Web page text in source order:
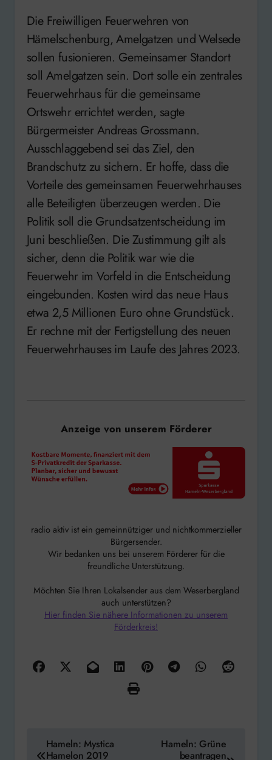
Die Freiwilligen Feuerwehren von
Hämelschenburg, Amelgatzen und Welsede
sollen fusionieren. Gemeinsamer Standort
soll Amelgatzen sein. Dort solle ein zentrales
Feuerwehrhaus für die gemeinsame
Ortswehr errichtet werden, sagte
Bürgermeister Andreas Grossmann.
Ausschlaggebend sei das Ziel, den
Brandschutz zu sichern. Er hoffe, dass die
Vorteile des gemeinsamen Feuerwehrhauses
alle Beteiligten überzeugen werden. Die
Politik soll die Grundsatzentscheidung im
Juni beschließen. Die Zustimmung gilt als
sicher, denn die Politik war wie die
Feuerwehr im Vorfeld in die Entscheidung
eingebunden. Kosten wird das neue Haus
etwa 2,5 Millionen Euro ohne Grundstück.
Er rechne mit der Fertigstellung des neuen
Feuerwehrhauses im Laufe des Jahres 2023.
Anzeige von unserem Förderer
radio aktiv ist ein gemeinnütziger und nichtkommerzieller
Bürgersender.
Wir bedanken uns bei unserem Förderer für die
freundliche Unterstützung.
Möchten Sie Ihren Lokalsender aus dem Weserbergland
auch unterstützen?
Hier finden Sie nähere Informationen zu unserem
Förderkreis!
Beitragsnavigation
Hameln: Mystica
Hamelon 2019
Hameln: Grüne
beantragen